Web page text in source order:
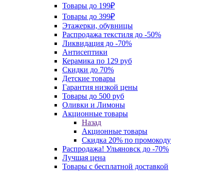
Товары до 199₽
Товары до 399₽
Этажерки, обувницы
Распродажа текстиля до -50%
Ликвидация до -70%
Антисептики
Керамика по 129 руб
Скидки до 70%
Детские товары
Гарантия низкой цены
Товары до 500 руб
Оливки и Лимоны
Акционные товары
Назад
Акционные товары
Скидка 20% по промокоду
Распродажа! Ульяновск до -70%
Лучшая цена
Товары с бесплатной доставкой